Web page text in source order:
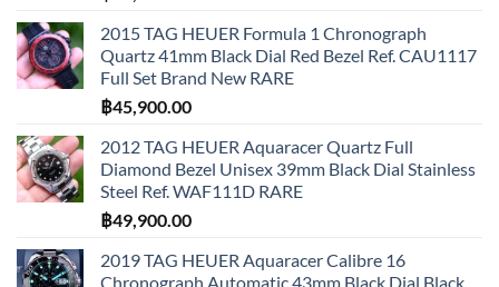
2015 TAG HEUER Formula 1 Chronograph
Quartz 41mm Black Dial Red Bezel Ref. CAU1117
Full Set Brand New RARE
฿45,900.00
2012 TAG HEUER Aquaracer Quartz Full
Diamond Bezel Unisex 39mm Black Dial Stainless
Steel Ref. WAF111D RARE
฿49,900.00
2019 TAG HEUER Aquaracer Calibre 16
Chronograph Automatic 43mm Black Dial Black